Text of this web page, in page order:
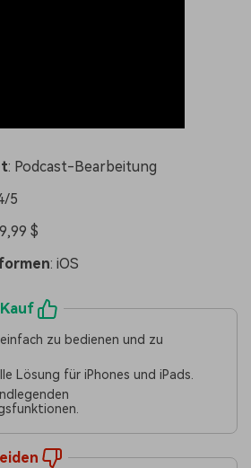
: Podcast-Bearbeitung
5
$
: iOS
zu bedienen und zu
Lösung für iPhones und iPads.